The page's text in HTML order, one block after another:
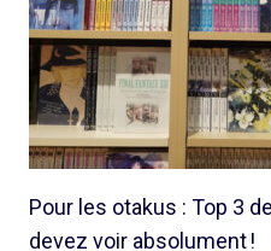
Pour les otakus : Top 3
devez voir absolument !